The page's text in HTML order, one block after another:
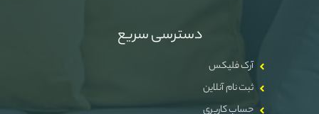
دسترسی سریع
آرک فلیکس
ثبت نام آنلاین
حساب کاربری